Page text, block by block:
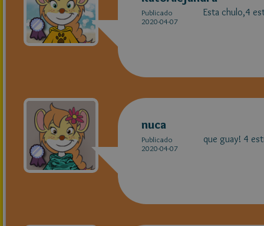
Publicado
2020-04-07
Esta chulo,4
nuca
Publicado
2020-04-07
que guay! 4